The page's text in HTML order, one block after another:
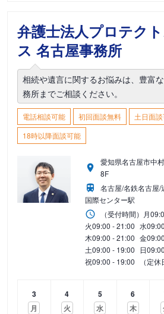
弁護士法人プロテク
ス 名古屋事務所
相続や遺言に関するお悩みは、豊富
務所までご相談ください。
電話相談可能 初回面談無料
土日面
18時以降面談可能
愛知県名古屋市中
8F
名古屋/名鉄名古屋/
国際センター駅
（受付時間） 月
火09:00 - 21:00 水
木09:00 - 21:00 金
土09:00 - 19:00 日
祝09:00 - 19:00 （定
3
月
4
火
5
水
6
木